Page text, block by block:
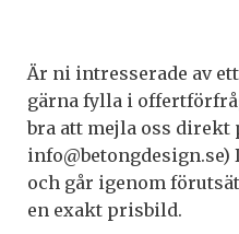
Är ni intresserade av
gärna fylla i
bra att mejla oss direkt
och går igenom
en exakt prisbild.